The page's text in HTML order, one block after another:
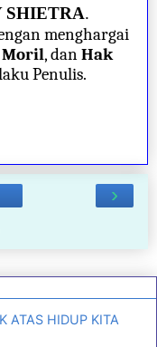
SHIETRA.
menghargai
Moril, danHak
Penulis.
›
ATAS HIDUP KITA